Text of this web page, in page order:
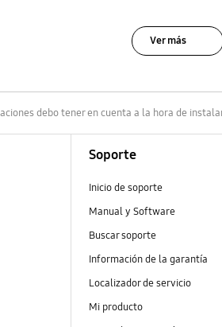
Ver más
debo tener en cuenta a la hora de
Soporte
Inicio de soporte
Manual y Software
Buscar soporte
Información de la garantía
Localizador de servicio
Mi producto